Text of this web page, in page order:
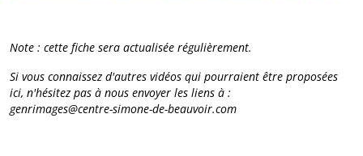
Note : cette fiche sera actualisée régulièrement.
Si vous connaissez d'autres vidéos qui pourraient être proposées
ici, n'hésitez pas à nous envoyer les liens à :
genrimages@centre-simone-de-beauvoir.com